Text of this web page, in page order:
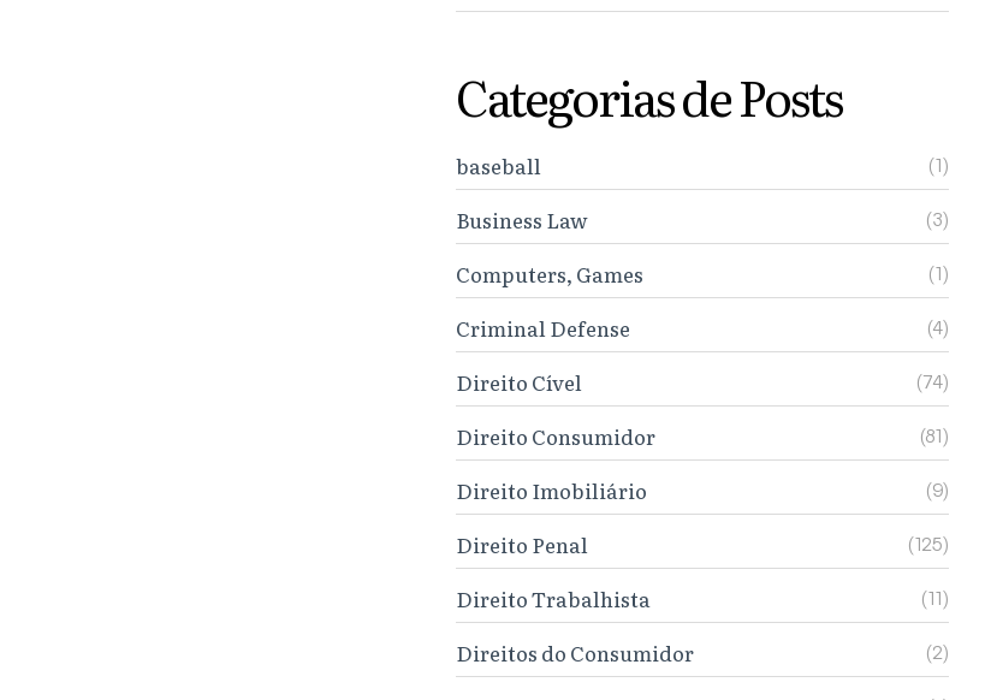
Categorias de Posts
baseball (1)
Business Law (3)
Computers, Games (1)
Criminal Defense (4)
Direito Cível (74)
Direito Consumidor (81)
Direito Imobiliário (9)
Direito Penal (125)
Direito Trabalhista (11)
Direitos do Consumidor (2)